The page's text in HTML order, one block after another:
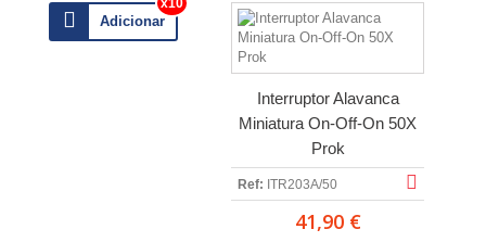
Adicionar
Interruptor Alavanca
Miniatura On-Off-On 50X
Prok
Ref: ITR203A/50
41,90 €